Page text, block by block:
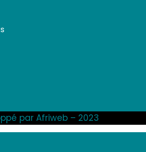
par Afriweb – 2023